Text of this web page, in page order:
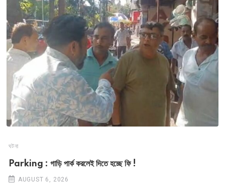
ঘটনা
Parking : গাড়ি পার্ক করলেই দিতে হচ্ছে ফি !
AUGUST 6, 2026